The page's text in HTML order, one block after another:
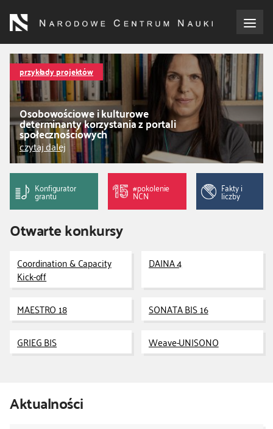
treści
o NCN
dla wnioskodawców
dla realizujących projekty
dla ekspertów
efekty NCN
współpraca międzynarodowa
nagroda NCN
kontakt
przykłady projektów
Osobowościowe i kulturowe
determinanty korzystania z portali
społecznościowych
czytaj dalej
Konfigurator
grantu
#pokolenie
NCN
Fakty i
liczby
Otwarte konkursy
Coordination & Capacity
Kick-off
DAINA 4
MAESTRO 18
SONATA BIS 16
GRIEG BIS
Weave-UNISONO
Aktualności